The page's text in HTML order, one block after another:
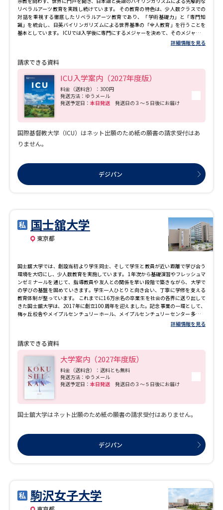
リベラルアーツ教育を実践し続けています。 その教育の特色は、少人数クラスでの
対話を重視する徹底したリベラルアーツ教育であり、「学術基礎力」と「専門知
識」を統合し、日英バイリンガリズムによる世界基準の「全人教育」を行うことを
基本としています。 ICUでは入学後に専門にするメジャーを決めて、そのメジャーを
軸に、人文科学、社会科学、自然科学にわたる31の全メジャーから関連する授業を
けます。
詳細情報を見る
請求できる資料
ICU入学案内（2027年度版）
料金（送料含）：300円
発送方法：ゆうメール
発送予定日： 本日発送 発送日の３～５日後にお届け
国際基督教大学（ICU）はネット出願のため紙の願書の請求受付はあ
りません。
デジパン
国士舘大学
東京都
国士舘大学では、創設当初より学生同士、そして学生と教員が近い距離で学び合う
環境を大切にし、少人数教育を実施しています。 1年次から基礎演習やフレッシュマ
ンゼミナールを通じて、指導教員や友人との関係を早い段階で築きながら、大学で
の学びの基盤を固めていきます。学生一人ひとりと向き合い、丁寧に学修を支える
教育体制が整っています。 これまでに16万余名の卒業生を社会の各界に送り出して
きた国士舘大学は、2017年に創立100周年を迎えました。記念事業の一環として、
梅ヶ丘校舎やメイプルセンチュリーホール、メイプルセンチュリーセンター多摩の
新築など、教育・研究環境の整備を進めてきました。 梅ヶ丘校舎には、国際会議に
も対応可能な大教室や研究室のほか、スカイラウンジ（展望ラウンジ）などが整備
解を深めるための学修環境が整っています。
詳細情報を見る
請求できる資料
大学案内（2027年度版）
料金（送料含）：送料とも無料
発送方法：ゆうメール
発送予定日： 本日発送 発送日の３～５日後にお届け
国士舘大学はネット出願のため紙の願書の請求受付はありません。
デジパン
駒沢女子大学